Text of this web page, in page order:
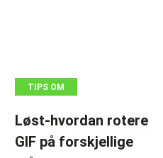
TIPS OM
Løst-hvordan rotere
GIF på forskjellige